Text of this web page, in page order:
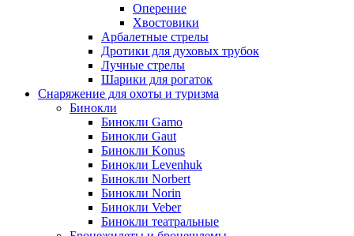
Оперение
Хвостовики
Арбалетные стрелы
Дротики для духовых трубок
Лучные стрелы
Шарики для рогаток
Снаряжение для охоты и туризма
Бинокли
Бинокли Gamo
Бинокли Gaut
Бинокли Konus
Бинокли Levenhuk
Бинокли Norbert
Бинокли Norin
Бинокли Veber
Бинокли театральные